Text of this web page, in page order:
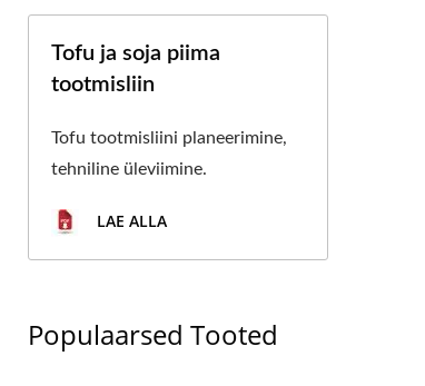
Tofu ja soja piima
tootmisliin
Tofu tootmisliini planeerimine,
tehniline üleviimine.
LAE ALLA
Populaarsed Tooted